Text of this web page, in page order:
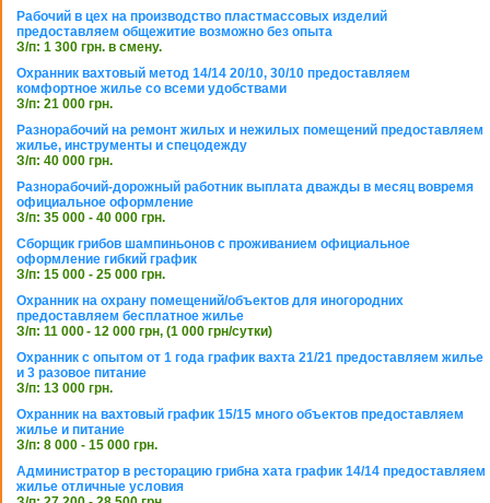
Рабочий в цех на производство пластмассовых изделий
предоставляем общежитие возможно без опыта
З/п: 1 300 грн. в смену.
Охранник вахтовый метод 14/14 20/10, 30/10 предоставляем
комфортное жилье со всеми удобствами
З/п: 21 000 грн.
Разнорабочий на ремонт жилых и нежилых помещений предоставляем
жилье, инструменты и спецодежду
З/п: 40 000 грн.
Разнорабочий-дорожный работник выплата дважды в месяц вовремя
официальное оформление
З/п: 35 000 - 40 000 грн.
Сборщик грибов шампиньонов с проживанием официальное
оформление гибкий график
З/п: 15 000 - 25 000 грн.
Охранник на охрану помещений/объектов для иногородних
предоставляем бесплатное жилье
З/п: 11 000 - 12 000 грн, (1 000 грн/сутки)
Охранник с опытом от 1 года график вахта 21/21 предоставляем жилье
и 3 разовое питание
З/п: 13 000 грн.
Охранник на вахтовый график 15/15 много объектов предоставляем
жилье и питание
З/п: 8 000 - 15 000 грн.
Администратор в ресторацию грибна хата график 14/14 предоставляем
жилье отличные условия